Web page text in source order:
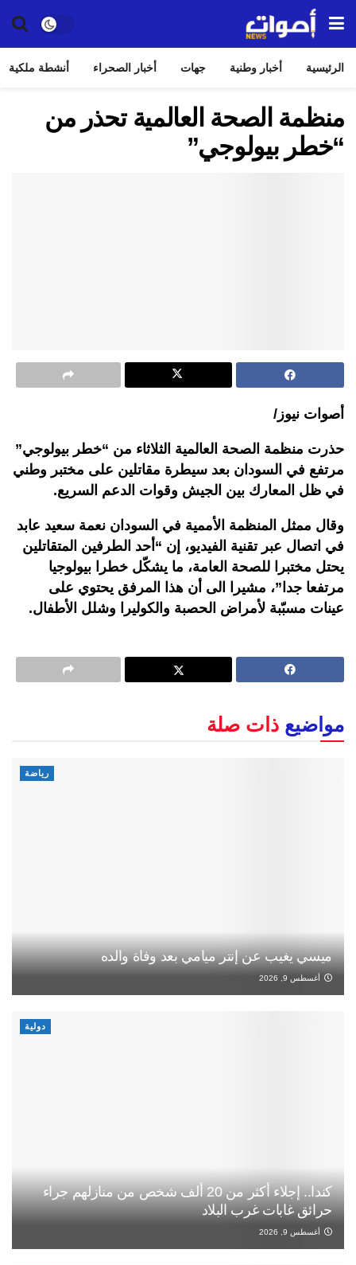
الرئيسية أخبار وطنية جهات أخبار الصحراء أنشطة ملكية
منظمة الصحة العالمية تحذر من
“خطر بيولوجي”
أصوات نيوز/
حذرت منظمة الصحة العالمية الثلاثاء من “خطر بيولوجي”
مرتفع في السودان بعد سيطرة مقاتلين على مختبر وطني
في ظل المعارك بين الجيش وقوات الدعم السريع.
وقال ممثل المنظمة الأممية في السودان نعمة سعيد عابد
في اتصال عبر تقنية الفيديو، إن “أحد الطرفين المتقاتلين
يحتل مختبرا للصحة العامة، ما يشكّل خطرا بيولوجيا
مرتفعا جدا”، مشيرا الى أن هذا المرفق يحتوي على
عينات مسبّبة لأمراض الحصبة والكوليرا وشلل الأطفال.
مواضيع ذات صلة
رياضة
ميسي يغيب عن إنتر ميامي بعد وفاة والده
أغسطس 9, 2026
دولية
كندا.. إجلاء أكثر من 20 ألف شخص من منازلهم جراء
حرائق غابات غرب البلاد
أغسطس 9, 2026